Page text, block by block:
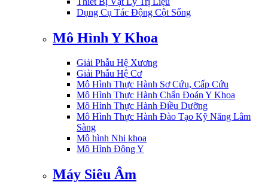
Dụng Cụ Tác Động Cột Sống
Mô Hình Y Khoa
Giải Phẫu Hệ Xương
Giải Phẫu Hệ Cơ
Mô Hình Thực Hành Sơ Cứu, Cấp Cứu
Mô Hình Thực Hành Chẩn Đoán Y Khoa
Mô Hình Thực Hành Điều Dưỡng
Mô Hình Thực Hành Đào Tạo Kỹ Năng Lâm
Sàng
Mô hình Nhi khoa
Mô Hình Đông Y
Máy Siêu Âm